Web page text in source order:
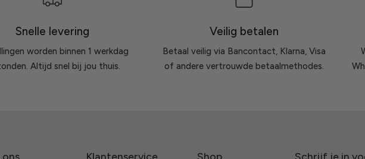
Snelle levering
worden binnen 1 werkdag
Altijd snel bij jou thuis.
Veilig betalen
Betaal veilig via Bancontact, Klarna, Visa
of andere vertrouwde betaalmethodes.
ons Klantenservice Shop Schrijf je in